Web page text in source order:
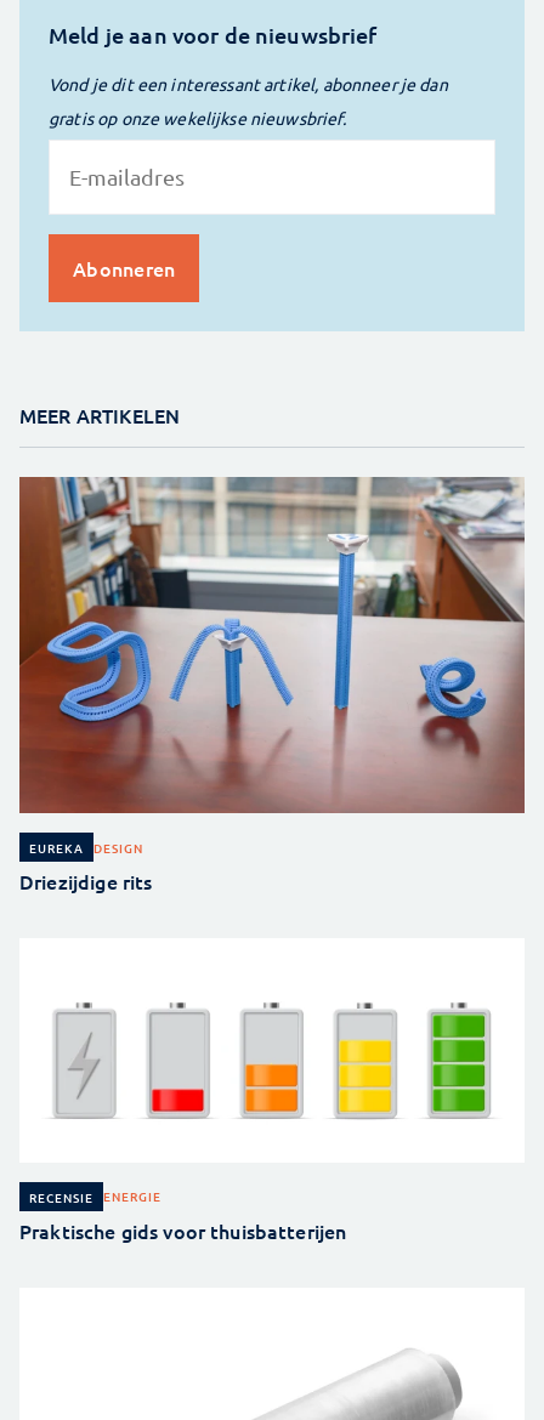
Meld je aan voor de nieuwsbrief
Vond je dit een interessant artikel, abonneer je dan
gratis op onze wekelijkse nieuwsbrief.
MEER ARTIKELEN
EUREKA DESIGN
Driezijdige rits
RECENSIE ENERGIE
Praktische gids voor thuisbatterijen